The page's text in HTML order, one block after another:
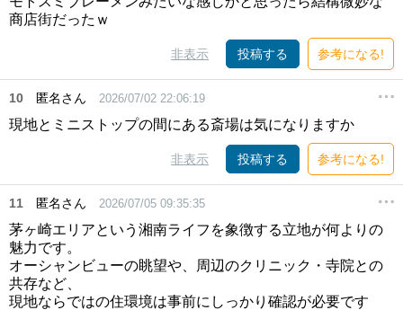
商店街だったｗ
非表示 投稿する 参考になる!
10 匿名さん 2026/07/02 22:06:19
現地とミニストップの間にある斎場は気になりますか
非表示 投稿する 参考になる!
11 匿名さん 2026/07/05 09:35:35
茅ヶ崎エリアという湘南ライフを象徴する立地が何よりの
魅力です。
オーシャンビューの眺望や、周辺のクリニック・寺院との
共存など、
現地ならではの住環境は事前にしっかり確認が必要です